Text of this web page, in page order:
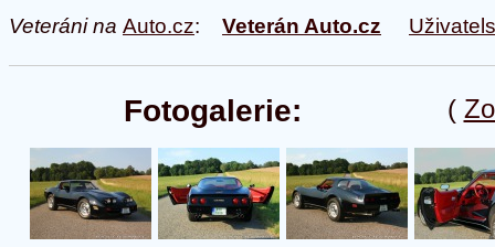
Veteráni na Auto.cz: Veterán Auto.cz
(
Fotogalerie: